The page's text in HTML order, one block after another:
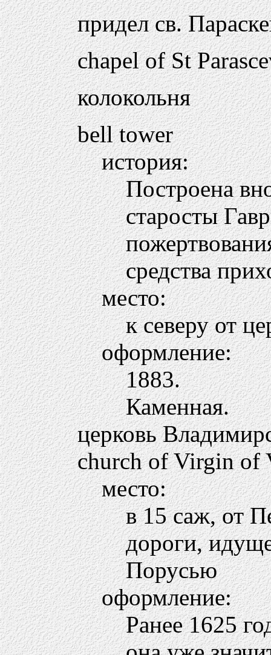
придел св.
chapel of St
колокольня
bell tower
история:
Построена
старосты
средства
место:
к северу от
оформление:
1883.
Каменная.
церковь
church of Virgin of
место:
в 15 саж, от
дороги,
Порусью
оформление:
Ранее 1625